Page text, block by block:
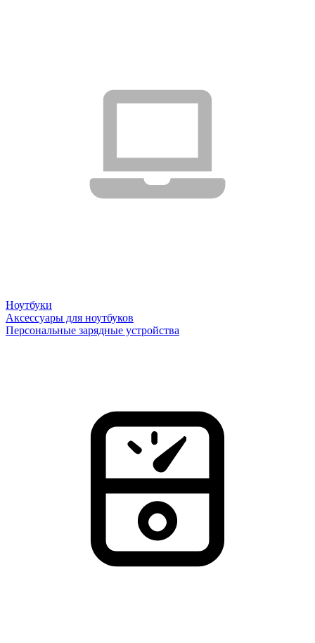
Ноутбуки
Аксессуары для ноутбуков
Персональные зарядные устройства